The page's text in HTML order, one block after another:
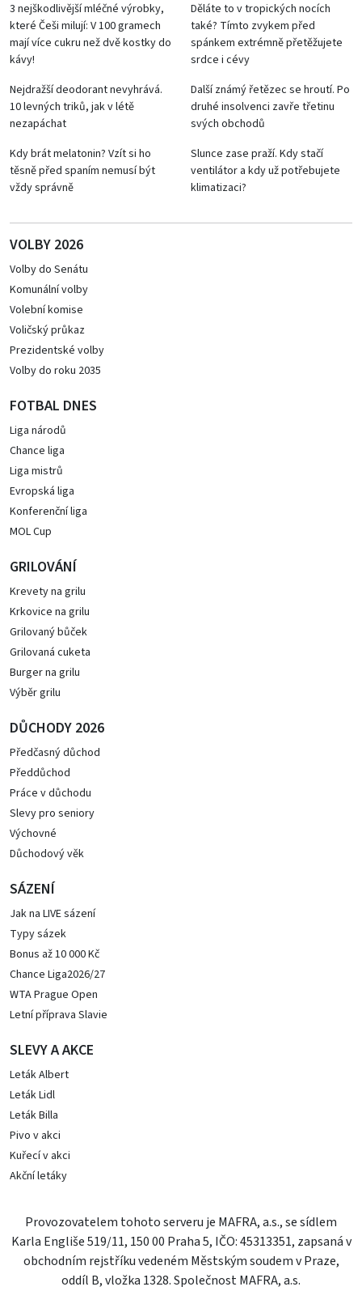
3 nejškodlivější mléčné výrobky,
které Češi milují: V 100 gramech
mají více cukru než dvě kostky do
kávy!
Děláte to v tropických nocích
také? Tímto zvykem před
spánkem extrémně přetěžujete
srdce i cévy
Nejdražší deodorant nevyhrává.
10 levných triků, jak v létě
nezapáchat
Další známý řetězec se hroutí. Po
druhé insolvenci zavře třetinu
svých obchodů
Kdy brát melatonin? Vzít si ho
těsně před spaním nemusí být
vždy správně
Slunce zase praží. Kdy stačí
ventilátor a kdy už potřebujete
klimatizaci?
VOLBY 2026
Volby do Senátu
Komunální volby
Volební komise
Voličský průkaz
Prezidentské volby
Volby do roku 2035
FOTBAL DNES
Liga národů
Chance liga
Liga mistrů
Evropská liga
Konferenční liga
MOL Cup
GRILOVÁNÍ
Krevety na grilu
Krkovice na grilu
Grilovaný bůček
Grilovaná cuketa
Burger na grilu
Výběr grilu
DŮCHODY 2026
Předčasný důchod
Předdůchod
Práce v důchodu
Slevy pro seniory
Výchovné
Důchodový věk
SÁZENÍ
Jak na LIVE sázení
Typy sázek
Bonus až 10 000 Kč
Chance Liga2026/27
WTA Prague Open
Letní příprava Slavie
SLEVY A AKCE
Leták Albert
Leták Lidl
Leták Billa
Pivo v akci
Kuřecí v akci
Akční letáky
Provozovatelem tohoto serveru je MAFRA, a.s., se sídlem
Karla Engliše 519/11, 150 00 Praha 5, IČO: 45313351, zapsaná v
obchodním rejstříku vedeném Městským soudem v Praze,
oddíl B, vložka 1328. Společnost MAFRA, a.s.